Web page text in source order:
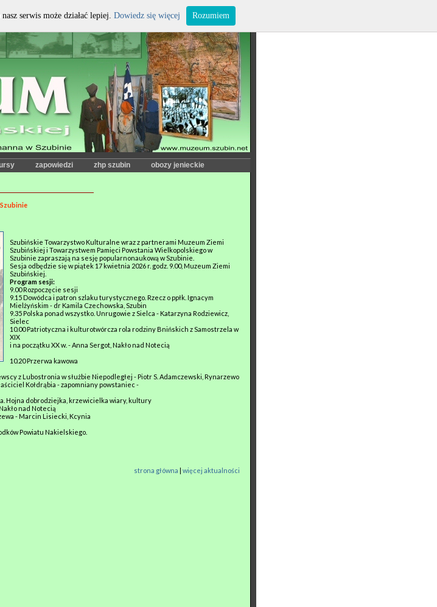
czcionka:
zapowiedzi zhp szubin obozy jenieckie
Szubińskie Towarzystwo Kulturalne wraz z partnerami Muzeum Ziemi
Szubińskiej i Towarzystwem Pamięci Powstania Wielkopolskiego w
Szubinie zapraszają na sesję popularnonaukową w Szubinie.
Sesja odbędzie się w piątek 17 kwietnia 2026 r. godz. 9.00, Muzeum Ziemi
Szubińskiej.
Program sesji:
9.00 Rozpoczęcie sesji
9.15 Dowódca i patron szlaku turystycznego. Rzecz o ppłk. Ignacym
Mielżyńskim - dr Kamila Czechowska, Szubin
9.35 Polska ponad wszystko. Unrugowie z Sielca - Katarzyna Rodziewicz,
Sielec
10.00 Patriotyczna i kulturotwórcza rola rodziny Bnińskich z Samostrzela w
XIX
i na początku XX w. - Anna Sergot, Nakło nad Notecią
10.20 Przerwa kawowa
z Lubostronia w służbie Niepodległej - Piotr S. Adamczewski, Rynarzewo
Kołdrąbia - zapomniany powstaniec -
Hojna dobrodziejka, krzewicielka wiary, kultury
nad Notecią
- Marcin Lisiecki, Kcynia
Powiatu Nakielskiego.
strona główna | więcej aktualności
serwis może działać lepiej. Dowiedz się więcej Rozumiem